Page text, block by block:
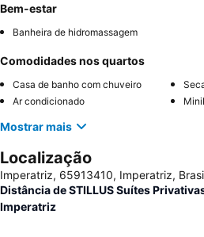
Bem-estar
Banheira de hidromassagem
Comodidades nos quartos
Casa de banho com chuveiro
Ar condicionado
Mostrar mais
Localização
Imperatriz, 65913410, Imperatriz,
Distância de STILLUS Suítes
Imperatriz